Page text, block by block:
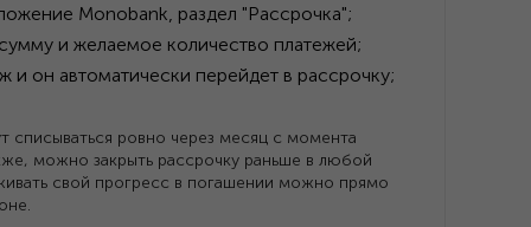
Monobank, раздел "Рассрочка";
и желаемое количество платежей;
и он автоматически перейдет в рассрочку;
списываться ровно через месяц с момента
можно закрыть рассрочку раньше в любой
свой прогресс в погашении можно прямо